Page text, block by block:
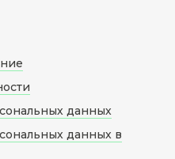
данных
данных в